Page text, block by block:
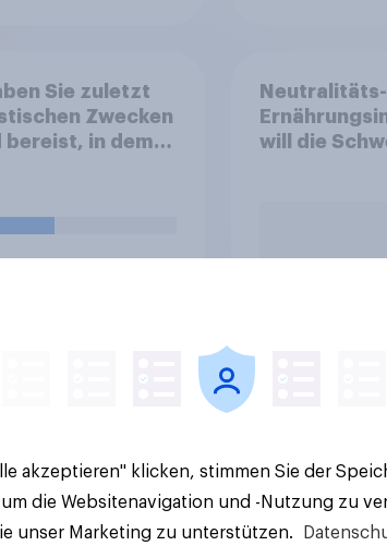
Sie zuletzt
Zwecken
bereist, in dem
Neutralitäts-
will die
Artikel
akzeptieren" klicken, stimmen Sie der
um die Websitenavigation und -Nutzung zu
unser Marketing zu unterstützen.